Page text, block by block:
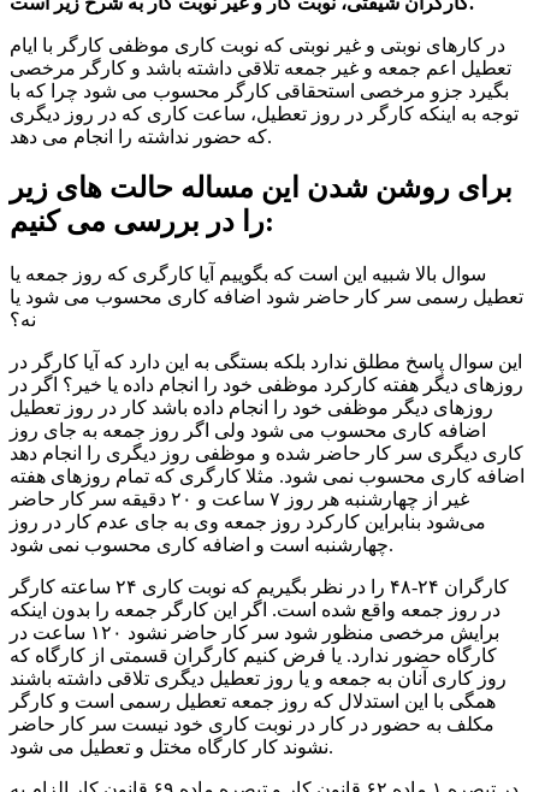
در کارهای نوبتی و غیر نوبتی که نوبت کاری موظفی کارگر با ایام
تعطیل اعم جمعه و غیر جمعه تلاقی داشته باشد و کارگر مرخصی
بگیرد جزو مرخصی استحقاقی کارگر محسوب می شود چرا که با
توجه به اینکه کارگر در روز تعطیل، ساعت کاری که در روز دیگری
که حضور نداشته را انجام می دهد.
برای روشن شدن این مساله حالت های زیر
را در بررسی می کنیم:
سوال بالا شبیه این است که بگوییم آیا کارگری که روز جمعه یا
تعطیل رسمی سر کار حاضر شود اضافه کاری محسوب می شود یا
نه؟
این سوال پاسخ مطلق ندارد بلکه بستگی به این دارد که آیا کارگر در
روزهای دیگر هفته کارکرد موظفی خود را انجام داده یا خیر؟ اگر در
روزهای دیگر موظفی خود را انجام داده باشد کار در روز تعطیل
اضافه کاری محسوب می شود ولی اگر روز جمعه به جای روز
کاری دیگری سر کار حاضر شده و موظفی روز دیگری را انجام دهد
اضافه کاری محسوب نمی شود. مثلا کارگری که تمام روزهای هفته
غیر از چهار‌شنبه هر روز ۷ ساعت و ۲۰ دقیقه سر کار حاضر
می‌شود بنابراین کارکرد روز جمعه وی به جای عدم کار در روز
چهارشنبه است و اضافه کاری محسوب نمی شود.
کارگران ۲۴-۴۸ را در نظر بگیریم که نوبت کاری ۲۴ ساعته کارگر
در روز جمعه واقع شده است. اگر این کارگر جمعه را بدون اینکه
برایش مرخصی منظور شود سر کار حاضر نشود ۱۲۰ ساعت در
کارگاه حضور ندارد. یا فرض کنیم کارگران قسمتی از کارگاه که
روز کاری آنان به جمعه و یا روز تعطیل دیگری تلاقی داشته باشند
همگی با این استدلال که روز جمعه تعطیل رسمی است و کارگر
مکلف به حضور در کار در نوبت کاری خود نیست سر کار حاضر
نشوند کار کارگاه مختل و تعطیل می شود.